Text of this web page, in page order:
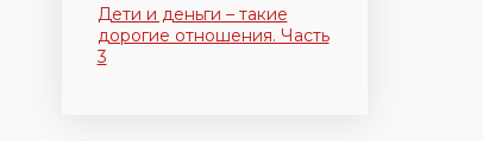
Дети и деньги – такие
дорогие отношения. Часть
3